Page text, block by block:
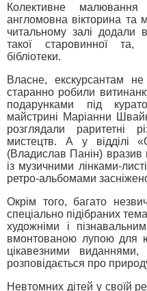
Колективне малювання
англомовна вікторина та
читальному залі додали
такої старовинної та,
бібліотеки.
Власне, екскурсантам
старанно робили
подарунками під
майстрині Маріанни
розглядали раритетні
мистецтв. А у відділі
(Владислав Панін) вразив
із музичними лінками-
ретро-альбомами
Окрім того, багато
спеціально підібраних
художніми і
вмонтованою лупою для
цікавезними
розповідається про
Невтомних дітей у своїй